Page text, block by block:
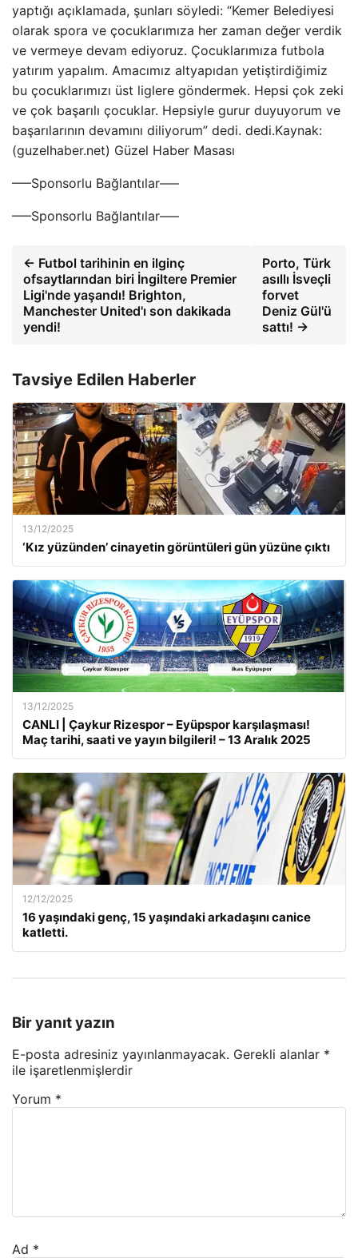
yaptığı açıklamada, şunları söyledi: “Kemer Belediyesi
olarak spora ve çocuklarımıza her zaman değer verdik
ve vermeye devam ediyoruz. Çocuklarımıza futbola
yatırım yapalım. Amacımız altyapıdan yetiştirdiğimiz
bu çocuklarımızı üst liglere göndermek. Hepsi çok zeki
ve çok başarılı çocuklar. Hepsiyle gurur duyuyorum ve
başarılarının devamını diliyorum” dedi. dedi.Kaynak:
(guzelhaber.net) Güzel Haber Masası
—–Sponsorlu Bağlantılar—–
—–Sponsorlu Bağlantılar—–
← Futbol tarihinin en ilginç
ofsaytlarından biri İngiltere Premier
Ligi'nde yaşandı! Brighton,
Manchester United'ı son dakikada
yendi!
Porto, Türk
asıllı İsveçli
forvet
Deniz Gül'ü
sattı! →
Tavsiye Edilen Haberler
13/12/2025
‘Kız yüzünden’ cinayetin görüntüleri gün yüzüne çıktı
13/12/2025
CANLI | Çaykur Rizespor – Eyüpspor karşılaşması!
Maç tarihi, saati ve yayın bilgileri! – 13 Aralık 2025
12/12/2025
16 yaşındaki genç, 15 yaşındaki arkadaşını canice
katletti.
Bir yanıt yazın
E-posta adresiniz yayınlanmayacak. Gerekli alanlar *
ile işaretlenmişlerdir
Yorum *
Ad *